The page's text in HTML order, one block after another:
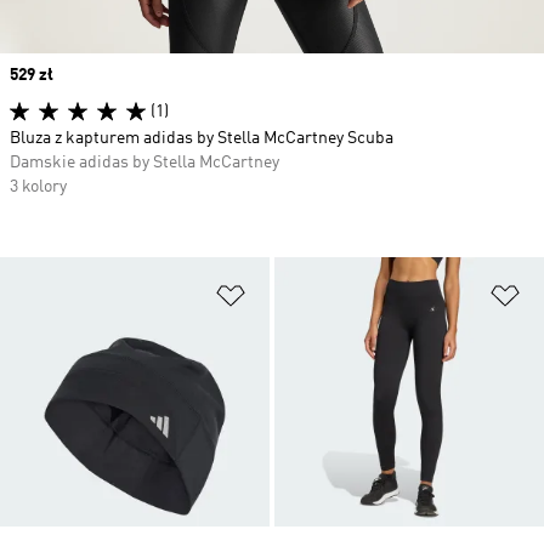
Dodaj do listy życzeń
Price
529 zł
(1)
Bluza z kapturem adidas by Stella McCartney Scuba
Damskie adidas by Stella McCartney
3 kolory